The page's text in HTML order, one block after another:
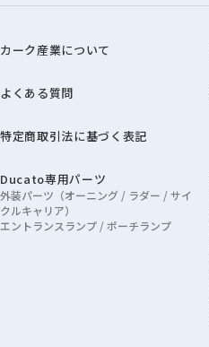
カーク産業について
よくある質問
特定商取引法に基づく表記
Ducato専用パーツ
外装パーツ（オーニング / ラダー / サイ
クルキャリア）
エントランスランプ / ポーチランプ